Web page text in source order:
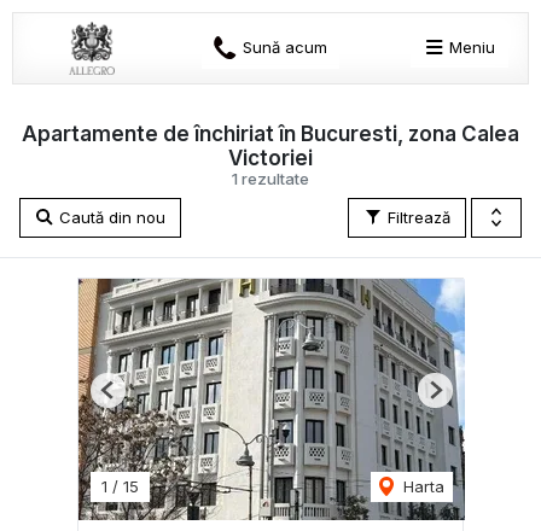
Sună acum Meniu
1 rezultate
Apartamente de închiriat în Bucuresti, zona Calea
Victoriei
Filtrează
Caută din nou
1 / 15 Harta
Previous Next